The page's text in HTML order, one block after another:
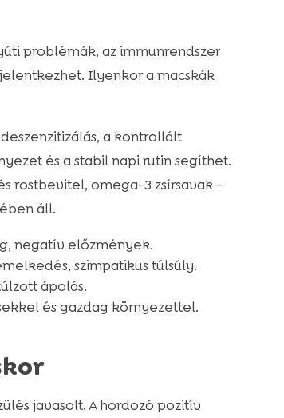
problémák, az immunrendszer
Ilyenkor a macskák
a kontrollált
és a stabil napi rutin segíthet.
rostbevitel, omega-3 zsírsavak –
áll.
negatív előzmények.
szimpatikus túlsúly.
ápolás.
és gazdag környezettel.
javasolt. A hordozó pozitív